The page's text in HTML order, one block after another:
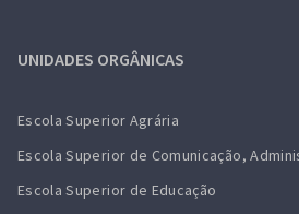
UNIDADES ORGÂNICAS
Escola Superior Agrária
Escola Superior de Comunicação,
Escola Superior de Educação